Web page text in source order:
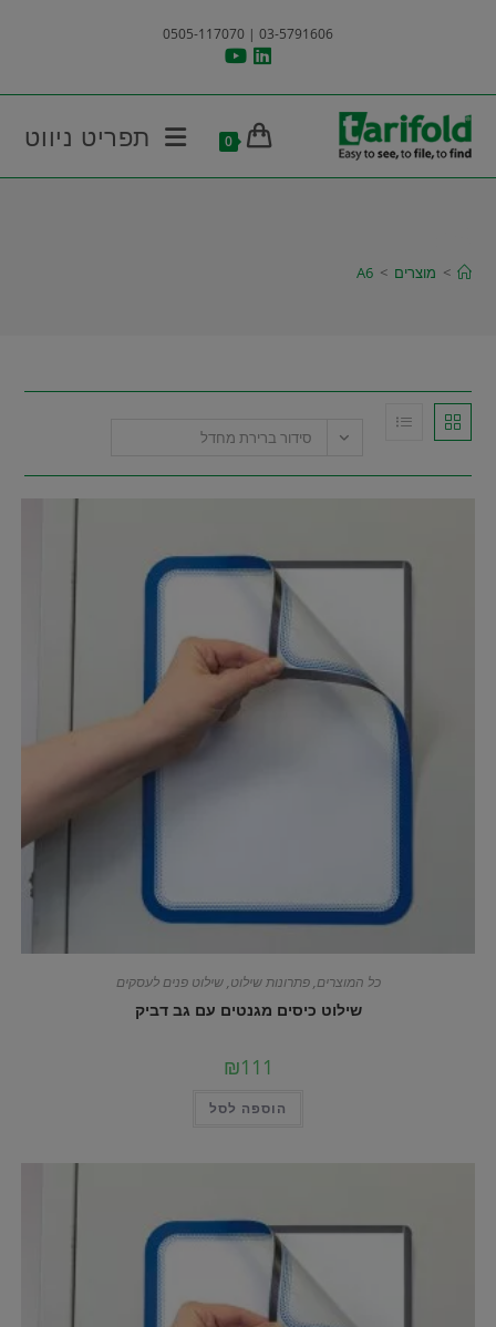
03-5791606 | 0505-117070
0 תפריט ניווט
> מוצרים >
A6
סידור ברירת מחדל
כל המוצרים,פתרונות שילוט,שילוט פנים לעסקים
שילוט כיסים מגנטים עם גב דביק
₪111
הוספה לסל